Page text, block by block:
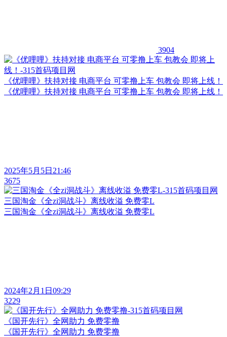
3904
《优哩哩》扶持对接 电商平台 可零撸上车 包教会 即将上线！
《优哩哩》扶持对接 电商平台 可零撸上车 包教会 即将上线！
2025年5月5日21:46
3675
三国淘金《全zi洞战斗》离线收溢 免费零L
三国淘金《全zi洞战斗》离线收溢 免费零L
2024年2月1日09:29
3229
《国开先行》全网助力 免费零撸
《国开先行》全网助力 免费零撸